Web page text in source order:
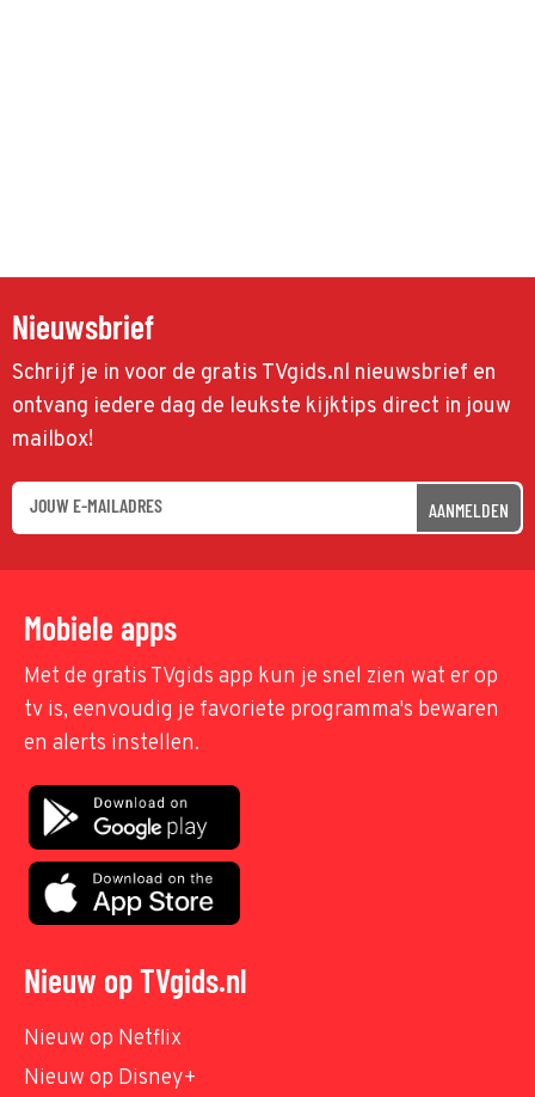
Nieuwsbrief
Schrijf je in voor de gratis TVgids.nl nieuwsbrief en
ontvang iedere dag de leukste kijktips direct in jouw
mailbox!
AANMELDEN
Mobiele apps
Met de gratis TVgids app kun je snel zien wat er op
tv is, eenvoudig je favoriete programma's bewaren
en alerts instellen.
Nieuw op TVgids.nl
Nieuw op Netflix
Nieuw op Disney+